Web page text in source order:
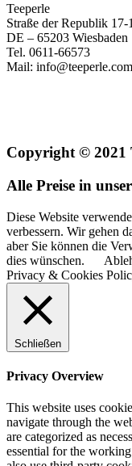
Teeperle
Straße der Republik 17-
DE – 65203 Wiesbaden
Tel. 0611-66573
Mail: info@teeperle.com
Copyright © 2021
Alle Preise in
Diese Website
verbessern. Wir gehen
aber Sie können die
dies wünschen.
Privacy & Cookies
Schließen
Privacy Overview
This website uses
navigate through the
are categorized as
essential for the